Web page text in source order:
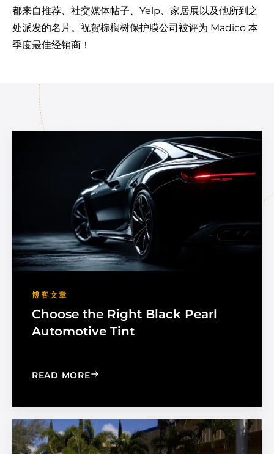
都来自推荐、社交媒体帖子、Yelp、家居展以及他所到之
处派发的名片。祝贺棕榈树保护膜公司被评为 Madico 本
季度最佳经销商！
博客文章
Choose the Right Black Pearl
Automotive Tint
READ MORE: CHOOSE THE RIGHT BLACK PEARL